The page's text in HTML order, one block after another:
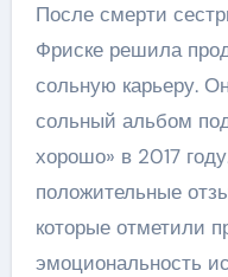
После смерти
Фриске решила
сольную карьеру.
сольный альбом
хорошо» в 2017
положительные
которые отметили
эмоциональность